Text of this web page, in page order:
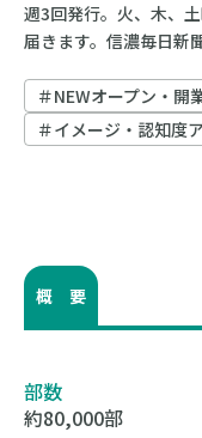
週3回発行。火、木、
届きます。信濃毎日新
＃NEWオープン・開
＃イメージ・認知度
概 要
部数
約80,000部